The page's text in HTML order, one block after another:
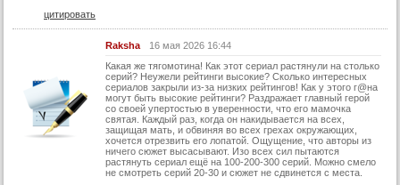
82 серия
85 серия
86 серия
цитировать
Raksha
16 мая 2026 16:44
Какая же тягомотина! Как этот сериал растянули на столько
серий? Неужели рейтинги высокие? Сколько интересных
сериалов закрыли из-за низких рейтингов! Как у этого г@на
могут быть высокие рейтинги? Раздражает главный герой
со своей упертостью в уверенности, что его мамочка
святая. Каждый раз, когда он накидывается на всех,
защищая мать, и обвиняя во всех грехах окружающих,
хочется отрезвить его лопатой. Ощущение, что авторы из
ничего сюжет высасывают. Изо всех сил пытаются
растянуть сериал ещё на 100-200-300 серий. Можно смело
не смотреть серий 20-30 и сюжет не сдвинется с места.